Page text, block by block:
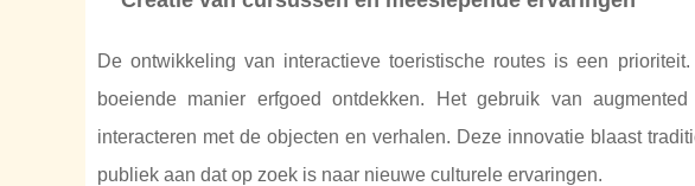
De ontwikkeling van interactieve toeristische routes is een
boeiende manier erfgoed ontdekken. Het gebruik van
interacteren met de objecten en verhalen. Deze innovatie blaast
publiek aan dat op zoek is naar nieuwe culturele ervaringen.